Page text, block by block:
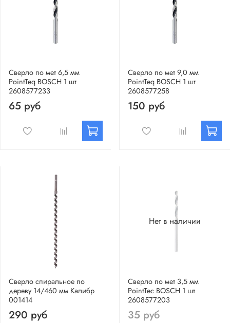
Сверло по мет 6,5 мм
PointTeq BOSCH 1 шт
2608577233
65 руб
Сверло по мет 9,0 мм
PointTeq BOSCH 1 шт
2608577258
150 руб
Сверло спиральное по
дереву 14/460 мм Калибр
001414
290 руб
Нет в наличии
Сверло по мет 3,5 мм
PointTec BOSCH 1 шт
2608577203
35 руб